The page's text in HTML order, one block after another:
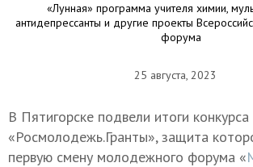
«Лунная» программа учителя химии,
антидепрессанты и другие проекты
форума
25 августа, 2023
В Пятигорске подвели итоги конкурса
«Росмолодежь.Гранты», защита
первую смену молодежного форума «